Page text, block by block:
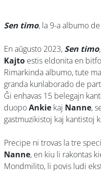
Sen timo, la 9-a albumo de
En aŭgusto 2023, Sen timo
Kajto estis eldonita en
Rimarkinda albumo, tute
granda kunlaborado de
Ĝi enhavas 15 belegajn
duopoAnkie kaj Nanne,
gastmuzikistoj kaj kantistoj
Precipe ni trovas la tre
Nanne, en kiu li rakontas
Mondmilito, li povis ludi